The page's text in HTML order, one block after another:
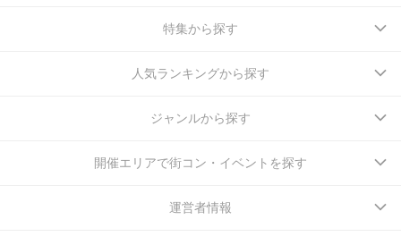
特集から探す
人気ランキングから探す
ジャンルから探す
開催エリアで街コン・イベントを探す
運営者情報